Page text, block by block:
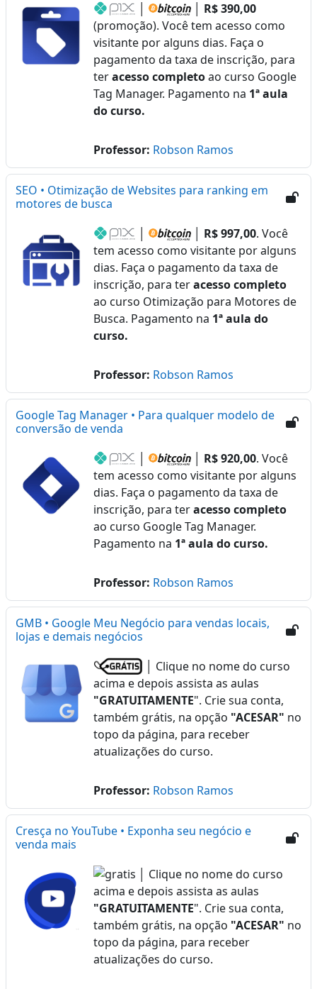
R$ 390,00
(promoção). Você tem acesso como
visitante por alguns dias. Faça o
pagamento da taxa de inscrição, para
teracesso completoao curso Google
Tag Manager. Pagamento na 1ª aula
do curso.
Professor: Robson Ramos
SEO • Otimização de Websites para ranking em
motores de busca
R$ 997,00. Você
tem acesso como visitante por alguns
dias. Faça o pagamento da taxa de
inscrição, para teracesso completo
ao curso Otimização para Motores de
Busca. Pagamento na 1ª aula do
curso.
Professor: Robson Ramos
Google Tag Manager • Para qualquer modelo de
conversão de venda
R$ 920,00. Você
tem acesso como visitante por alguns
dias. Faça o pagamento da taxa de
inscrição, para teracesso completo
ao curso Google Tag Manager.
Pagamento na 1ª aula do curso.
Professor: Robson Ramos
GMB • Google Meu Negócio para vendas locais,
lojas e demais negócios
│ Clique no nome do curso
acima e depois assista as aulas
"GRATUITAMENTE". Crie sua conta,
também grátis, na opção "ACESAR" no
topo da página, para receber
atualizações do curso.
Professor: Robson Ramos
Cresça no YouTube • Exponha seu negócio e
venda mais
│ Clique no nome do curso
acima e depois assista as aulas
"GRATUITAMENTE". Crie sua conta,
também grátis, na opção "ACESAR" no
topo da página, para receber
atualizações do curso.